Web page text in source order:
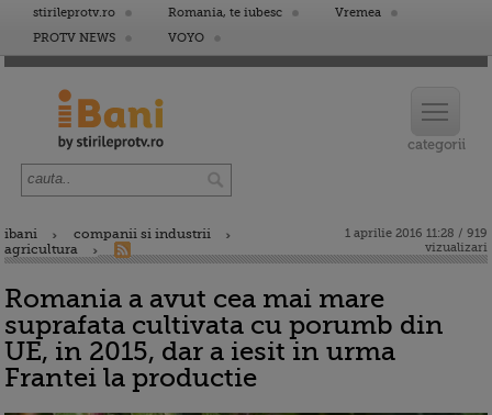
stirileprotv.ro Romania, te iubesc
Vremea
PROTV NEWS
VOYO
ibani
companii si industrii
agricultura
1 aprilie 2016 11:28 / 919
vizualizari
Romania a avut cea mai mare
suprafata cultivata cu porumb din
UE, in 2015, dar a iesit in urma
Frantei la productie